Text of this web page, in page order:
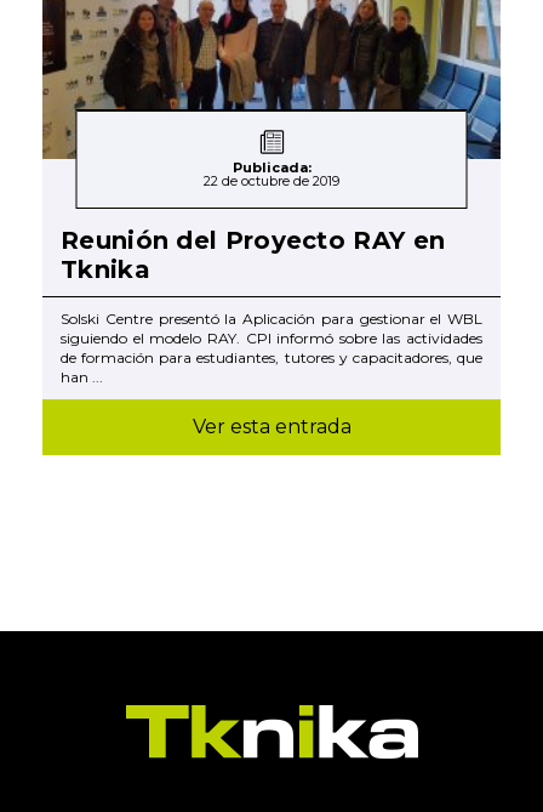
Publicada:
22 de octubre de 2019
Reunión del Proyecto RAY en
Tknika
Solski Centre presentó la Aplicación para gestionar el WBL
siguiendo el modelo RAY. CPI informó sobre las actividades
de formación para estudiantes, tutores y capacitadores, que
han ...
Ver esta entrada